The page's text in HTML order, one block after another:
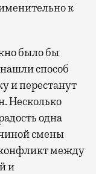
к
было бы
способ
и перестанут
Несколько
одна
смены
конфликт между
и